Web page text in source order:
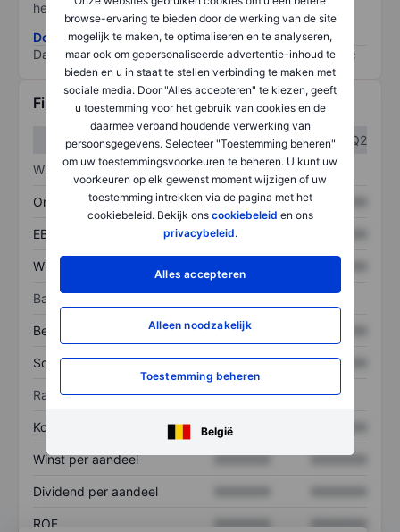
browse-ervaring te bieden door de werking van de site
mogelijk te maken, te optimaliseren en te analyseren,
maar ook om gepersonaliseerde advertentie-inhoud te
bieden en u in staat te stellen verbinding te maken met
sociale media. Door "Alles accepteren" te kiezen, geeft
u toestemming voor het gebruik van cookies en de
daarmee verband houdende verwerking van
persoonsgegevens. Selecteer "Toestemming beheren"
om uw toestemmingsvoorkeuren te beheren. U kunt uw
voorkeuren op elk gewenst moment wijzigen of uw
toestemming intrekken via de pagina met het
cookiebeleid. Bekijk ons cookiebeleid en ons
privacybeleid.
Alles accepteren
Alleen noodzakelijk
Toestemming beheren
België
het grootste risico).
Download de ESG-risicomethodologie
Data provided by
/
Financiële gegevens
Q1
Q2
Winst/verlies
Omzet XXXXXXX XXXXXXX
EBITDA XXXXXXX
Winst
Balans
Bezittingen XXXXXXX
Schulden XXXXXXX XXXXXXX
Ratio's
Koers/omzetratio XXXXXXX
Winst per aandeel XXXXXXX XXXXXXX
Dividend per aandeel
ROE XXXXXXX
XXXXXXX